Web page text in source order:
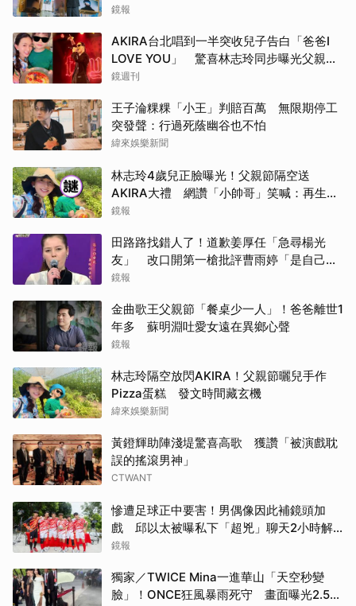
鏡報
AKIRA台北唱到一半突收兒子告白「爸爸I
LOVE YOU」 驚喜林志玲同步曝光父親節
「披薩蛋糕」
鏡週刊
王子淪粿粿「小王」判賠百萬 無限期停工
突發聲：行過死蔭幽谷也不怕
緯來娛樂新聞
林志玲4歲兒正臉曝光！父親節隔空送
AKIRA大禮 網讚「小帥哥」笑喊：再生一
個
鏡報
田路路找錯人了！道歉姜厚任「急尋楊光
友」 改口開第一槍批評曹雨婷「是自己太
衝動」
鏡報
金曲歌王父親節「餐桌少一人」！爸爸離世1
年多 蘇明淵吐愛女遠在異鄉心聲
鏡報
林志玲隔空放閃AKIRA！父親節曬兒手作
Pizza蛋糕 發文時間藏玄機
緯來娛樂新聞
黃鐙輝助陣淺堤驚喜高歌 獲讚「被演戲耽
誤的搖滾男神」
CTWANT
慘遭足球正中要害！男偶像因此補鏡頭加
戲 邱以太被曝私下「超兇」聊天2小時解
心結
鏡報
獨家／TWICE Mina一進華山「天空秒變
臉」！ONCE狂風暴雨死守 畫面曝光2.5萬